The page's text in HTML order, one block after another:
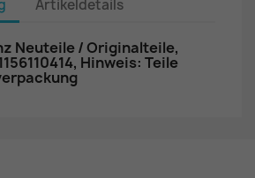
Artikeldetails
Neuteile / Originalteile,
Hinweis: Teile